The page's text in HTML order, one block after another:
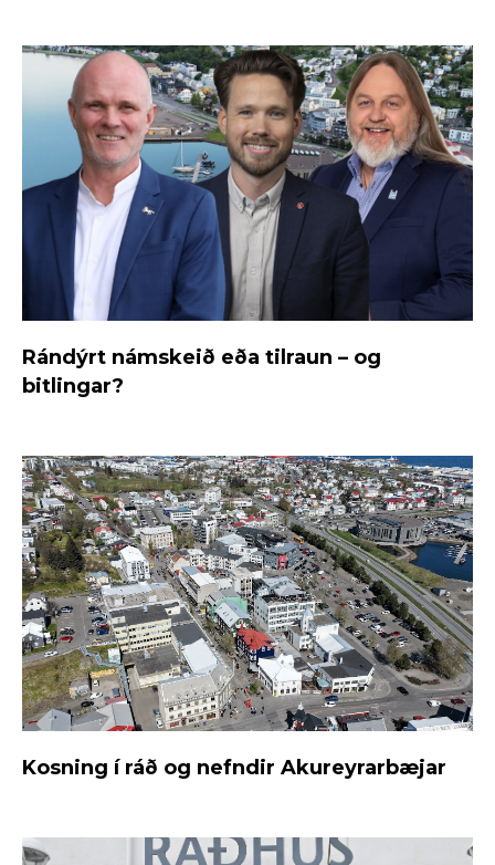
Rándýrt námskeið eða tilraun – og
bitlingar?
Kosning í ráð og nefndir Akureyrarbæjar